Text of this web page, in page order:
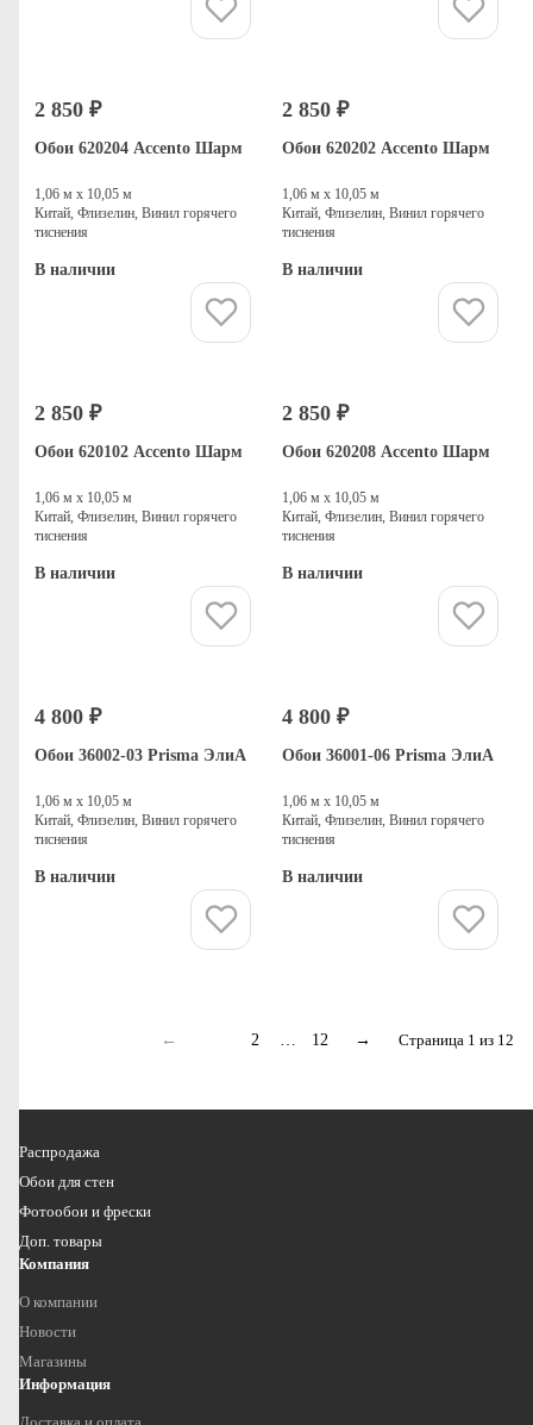
2 850 ₽
Обои 620204 Accento Шарм
1,06 м х 10,05 м
Китай, Флизелин, Винил горячего
тиснения
В наличии
2 850 ₽
Обои 620202 Accento Шарм
1,06 м х 10,05 м
Китай, Флизелин, Винил горячего
тиснения
В наличии
2 850 ₽
Обои 620102 Accento Шарм
1,06 м х 10,05 м
Китай, Флизелин, Винил горячего
тиснения
В наличии
2 850 ₽
Обои 620208 Accento Шарм
1,06 м х 10,05 м
Китай, Флизелин, Винил горячего
тиснения
В наличии
4 800 ₽
Обои 36002-03 Prisma ЭлиА
1,06 м х 10,05 м
Китай, Флизелин, Винил горячего
тиснения
В наличии
4 800 ₽
Обои 36001-06 Prisma ЭлиА
1,06 м х 10,05 м
Китай, Флизелин, Винил горячего
тиснения
В наличии
← 2 … 12 → Страница 1 из 12
Распродажа
Обои для стен
Фотообои и фрески
Доп. товары
Компания
О компании
Новости
Магазины
Информация